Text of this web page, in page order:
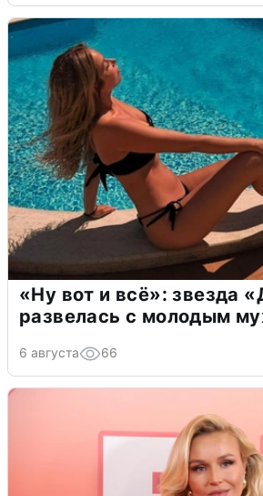
«Ну вот и всё»: звезда
развелась с молодым
6 августа 66